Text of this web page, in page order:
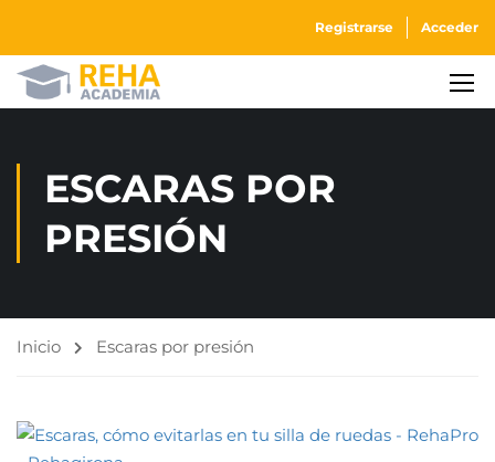
Registrarse Acceder
ESCARAS POR
PRESIÓN
Inicio Escaras por presión